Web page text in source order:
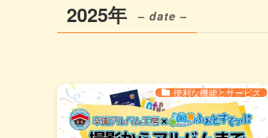
2025年 – date –
便利な機能とサービス